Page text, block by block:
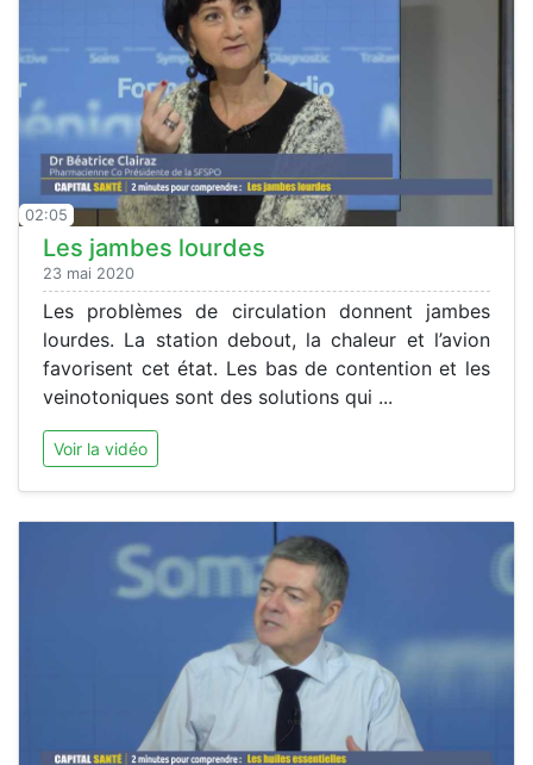
02:05
Les jambes lourdes
23 mai 2020
Les problèmes de circulation donnent jambes
lourdes. La station debout, la chaleur et l’avion
favorisent cet état. Les bas de contention et les
veinotoniques sont des solutions qui ...
Voir la vidéo